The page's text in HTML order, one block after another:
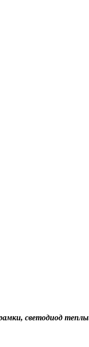
светодиод